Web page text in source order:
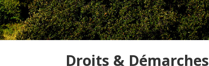
Droits & Démarches